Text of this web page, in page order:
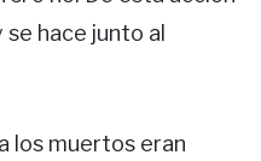
hace junto al
los muertos eran